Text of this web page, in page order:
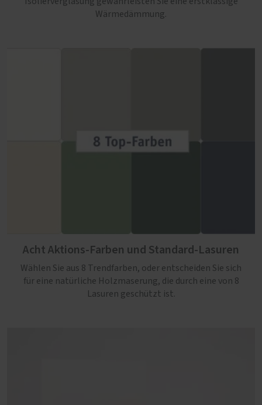
Wärmedämmung.
Acht Aktions-Farben und Standard-Lasuren
Wählen Sie aus 8 Trendfarben, oder entscheiden Sie sich
für eine natürliche Holzmaserung, die durch eine von 8
Lasuren geschützt ist.